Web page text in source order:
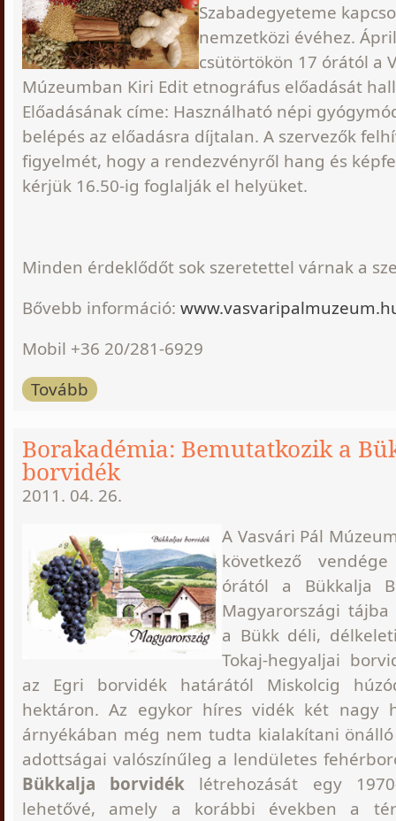
Szabadegyeteme
nemzetközi évéhez.
csütörtökön 17 órától a
Múzeumban Kiri Edit etnográfus előadását
Előadásának címe: Használható népi
belépés az előadásra díjtalan. A szervezők
figyelmét, hogy a rendezvényről hang és
kérjük 16.50-ig foglalják el helyüket.
Minden érdeklődőt sok szeretettel várnak a
Bővebb információ:
Mobil +36 20/281-6929
Tovább
Borakadémia: Bemutatkozik a
borvidék
2011. 04. 26.
A Vasvári Pál
következő vendége
órától a Bükkalja
Magyarországi
a Bükk déli,
Tokaj-hegyaljai
az Egri borvidék határától Miskolcig
hektáron. Az egykor híres vidék két nagy
árnyékában még nem tudta kialakítani
adottságai valószínűleg a lendületes
Bükkalja borvidék létrehozását egy
lehetővé, amely a korábbi években a